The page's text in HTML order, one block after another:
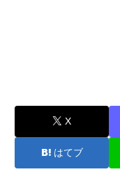
X
はてブ